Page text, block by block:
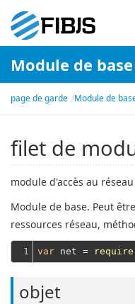
Module de base
page de garde Module de
filet de
module d'accès au réseau
Module de base. Peut
ressources réseau,
1 var net = require
objet